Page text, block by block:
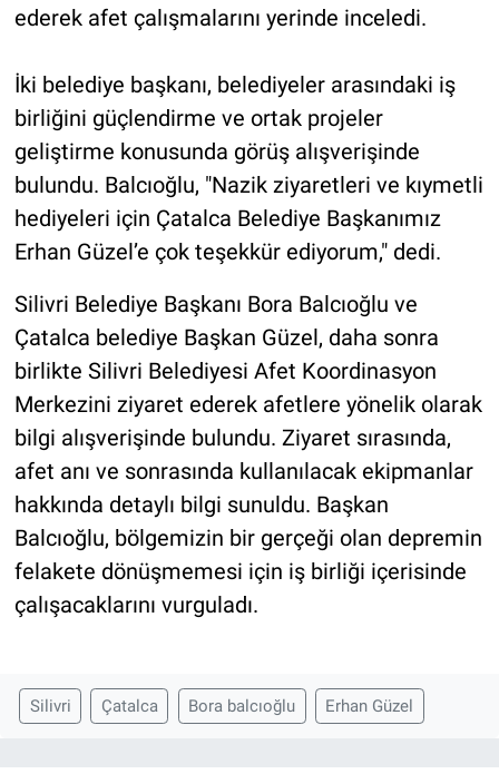
ederek afet çalışmalarını yerinde inceledi.
İki belediye başkanı, belediyeler arasındaki iş
birliğini güçlendirme ve ortak projeler
geliştirme konusunda görüş alışverişinde
bulundu. Balcıoğlu, "Nazik ziyaretleri ve kıymetli
hediyeleri için Çatalca Belediye Başkanımız
Erhan Güzel’e çok teşekkür ediyorum," dedi.
Silivri Belediye Başkanı Bora Balcıoğlu ve
Çatalca belediye Başkan Güzel, daha sonra
birlikte Silivri Belediyesi Afet Koordinasyon
Merkezini ziyaret ederek afetlere yönelik olarak
bilgi alışverişinde bulundu. Ziyaret sırasında,
afet anı ve sonrasında kullanılacak ekipmanlar
hakkında detaylı bilgi sunuldu. Başkan
Balcıoğlu, bölgemizin bir gerçeği olan depremin
felakete dönüşmemesi için iş birliği içerisinde
çalışacaklarını vurguladı.
Silivri Çatalca Bora balcıoğlu Erhan Güzel